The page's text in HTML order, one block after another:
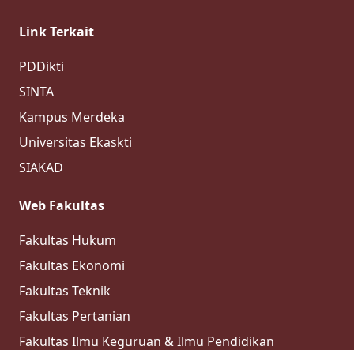
Link Terkait
PDDikti
SINTA
Kampus Merdeka
Universitas Ekaskti
SIAKAD
Web Fakultas
Fakultas Hukum
Fakultas Ekonomi
Fakultas Teknik
Fakultas Pertanian
Fakultas Ilmu Keguruan & Ilmu Pendidikan